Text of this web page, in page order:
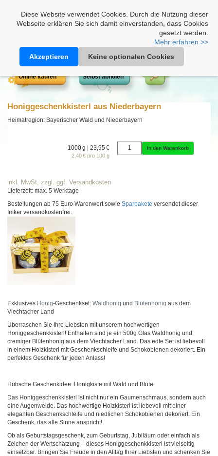
Diese Website verwendet Cookies. Durch die Nutzung dieser
Webseite erklären Sie sich damit einverstanden, dass Cookies
gesetzt werden.
Mehr erfahren >>
Akzeptieren
Keine optionalen Cookies
Online kaufen Selbst abholen
Honiggeschenkkisterl aus Niederbayern
Heimatregion: Bayerischer Wald und Niederbayern
1000 g | 23,95 €
2,40 € pro 100 g
In den Warenkorb
inkl. MwSt, zzgl. ggf. Versandkosten
Lieferzeit: max. 5 Werktage
Bestellungen ab 75 Euro Warenwert sowie Sparpakete versendet dieser
Imker versandkostenfrei.
Exklusives Honig-Geschenkset: Waldhonig und Blütenhonig aus dem
Viechtacher Land
Überraschen Sie Ihre Liebsten mit unserem hochwertigen
Honiggeschenkkisterl! Enthalten sind je ein 500g Glas Waldhonig und
cremiger Blütenhonig aus dem Viechtacher Land. Das edle Set ist liebevoll
in einem Holzkisterl mit Geschenkschleife und Schokobienen dekoriert. Ein
perfektes Geschenk für jeden Anlass!
Hübsche Geschenkidee: Honigkiste mit Wald und Blüte
Das Honiggeschenkkisterl ist nicht nur ein Gaumenschmaus, sondern auch
eine Augenweide. Das hochwertige Holzkisterl ist liebevoll mit einer
eleganten Geschenkschleife und niedlichen Schokobienen dekoriert. Ein
Geschenk, das alle Sinne anspricht!
Ob als Geburtstagsgeschenk, zum Geburtstag, Jubiläum oder einfach als
Zeichen der Wertschätzung – dieses Honiggeschenkkisterl ist vielseitig
einsetzbar. Bringen Sie Freude in den Alltag Ihrer Liebsten und schenken Sie